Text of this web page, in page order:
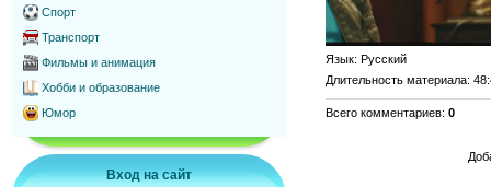
Спорт
Транспорт
Фильмы и анимация
Хобби и образование
Юмор
Вход на сайт
Язык: Русский
Длительность материала:
Всего комментариев: 0